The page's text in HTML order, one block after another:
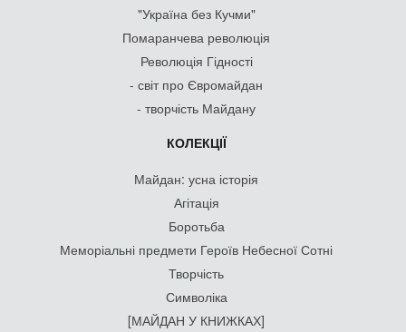
"Україна без Кучми"
Помаранчева революція
Революція Гідності
- світ про Євромайдан
- творчість Майдану
КОЛЕКЦІЇ
Майдан: усна історія
Агітація
Боротьба
Меморіальні предмети Героїв Небесної Сотні
Творчість
Символіка
[МАЙДАН У КНИЖКАХ]